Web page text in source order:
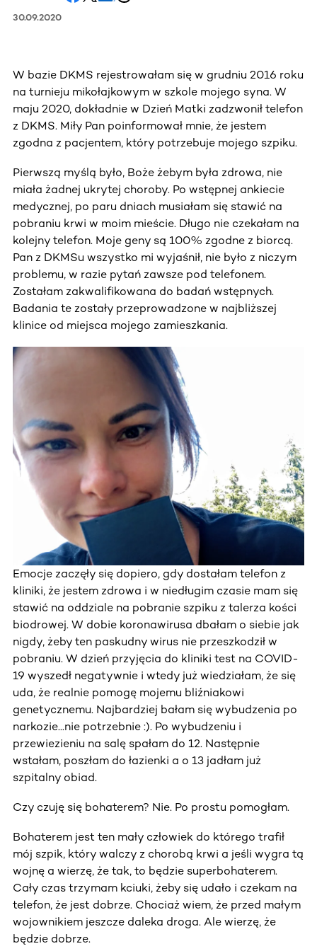
30.09.2020
W bazie DKMS rejestrowałam się w grudniu 2016 roku
na turnieju mikołajkowym w szkole mojego syna. W
maju 2020, dokładnie w Dzień Matki zadzwonił telefon
z DKMS. Miły Pan poinformował mnie, że jestem
zgodna z pacjentem, który potrzebuje mojego szpiku.
Pierwszą myślą było, Boże żebym była zdrowa, nie
miała żadnej ukrytej choroby. Po wstępnej ankiecie
medycznej, po paru dniach musiałam się stawić na
pobraniu krwi w moim mieście. Długo nie czekałam na
kolejny telefon. Moje geny są 100% zgodne z biorcą.
Pan z DKMSu wszystko mi wyjaśnił, nie było z niczym
problemu, w razie pytań zawsze pod telefonem.
Zostałam zakwalifikowana do badań wstępnych.
Badania te zostały przeprowadzone w najbliższej
klinice od miejsca mojego zamieszkania.
Emocje zaczęły się dopiero, gdy dostałam telefon z
kliniki, że jestem zdrowa i w niedługim czasie mam się
stawić na oddziale na pobranie szpiku z talerza kości
biodrowej. W dobie koronawirusa dbałam o siebie jak
nigdy, żeby ten paskudny wirus nie przeszkodził w
pobraniu. W dzień przyjęcia do kliniki test na COVID-
19 wyszedł negatywnie i wtedy już wiedziałam, że się
uda, że realnie pomogę mojemu bliźniakowi
genetycznemu. Najbardziej bałam się wybudzenia po
narkozie...nie potrzebnie :). Po wybudzeniu i
przewiezieniu na salę spałam do 12. Następnie
wstałam, poszłam do łazienki a o 13 jadłam już
szpitalny obiad.
Czy czuję się bohaterem? Nie. Po prostu pomogłam.
Bohaterem jest ten mały człowiek do którego trafił
mój szpik, który walczy z chorobą krwi a jeśli wygra tą
wojnę a wierzę, że tak, to będzie superbohaterem.
Cały czas trzymam kciuki, żeby się udało i czekam na
telefon, że jest dobrze. Chociaż wiem, że przed małym
wojownikiem jeszcze daleka droga. Ale wierzę, że
będzie dobrze.